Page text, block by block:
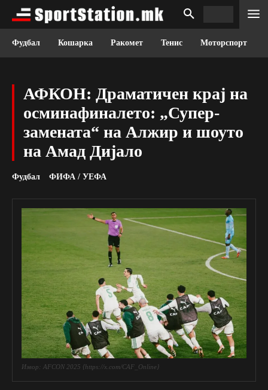
Фудбал Кошарка Ракомет Тенис Моторспорт
АФКОН: Драматичен крај на
осминафиналето: „Супер-
замената“ на Алжир и шоуто
на Амад Дијало
Фудбал ФИФА / УЕФА
Извор: AFCON 2025 {https://x.com/CAF_Online}